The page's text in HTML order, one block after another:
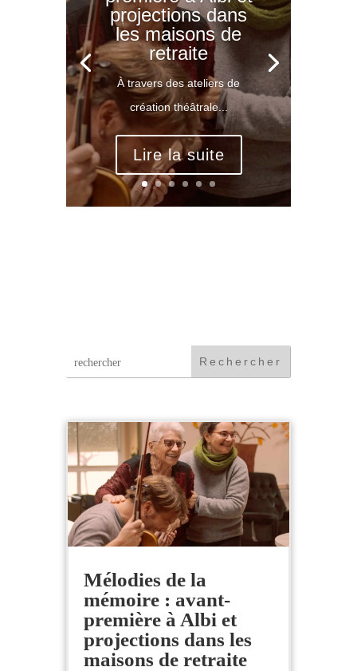
projections dans
les maisons de
retraite
À travers des ateliers de
création théâtrale...
Lire la suite
Mélodies de la
mémoire : avant-
première à Albi et
projections dans les
maisons de retraite